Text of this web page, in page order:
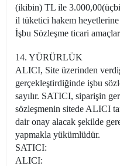
(ikibin) TL ile
il tüketici hakem heyetlerine
İşbu Sözleşme ticari
14. YÜRÜRLÜK
ALICI, Site üzerinden
gerçekleştirdiğinde işbu
sayılır. SATICI, siparişin
sözleşmenin sitede ALICI
dair onay alacak şekilde
yapmakla yükümlüdür.
SATICI:
ALICI: